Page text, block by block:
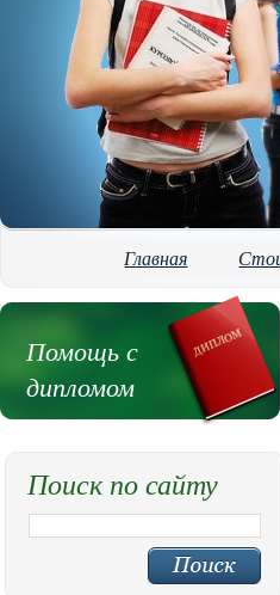
Главная
Помощь с
дипломом
Поиск по сайту